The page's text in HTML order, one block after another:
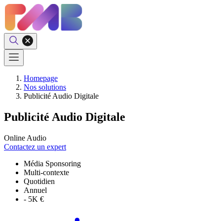
Homepage
Nos solutions
Publicité Audio Digitale
Publicité Audio Digitale
Online Audio
Contactez un expert
Média Sponsoring
Multi-contexte
Quotidien
Annuel
- 5K €